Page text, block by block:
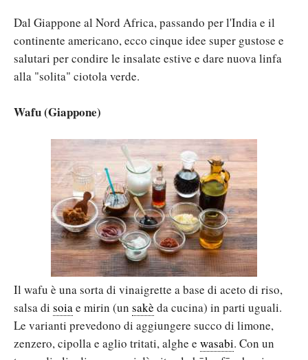
Dal Giappone al Nord Africa, passando per l'India e il
continente americano, ecco cinque idee super gustose e
salutari per condire le insalate estive e dare nuova linfa
alla "solita" ciotola verde.
Wafu (Giappone)
Il wafu è una sorta di vinaigrette a base di aceto di riso,
salsa di soiae mirin (un sakè da cucina) in parti uguali.
Le varianti prevedono di aggiungere succo di limone,
zenzero, cipolla e aglio tritati, alghe e wasabi. Con un